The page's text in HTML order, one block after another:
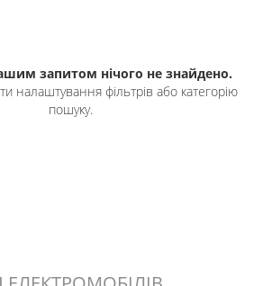
запитом нічого не знайдено.
налаштування фільтрів або категорію
пошуку.